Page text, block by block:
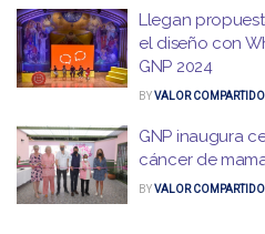
Llegan
el diseño con
GNP 2024
BYVALOR COMPARTIDO
GNP inaugura
cáncer de
BYVALOR COMPARTIDO